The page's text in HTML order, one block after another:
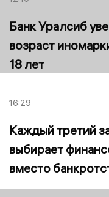
Банк Уралсиб
возраст
18 лет
16:29
Каждый третий
выбирает
вместо